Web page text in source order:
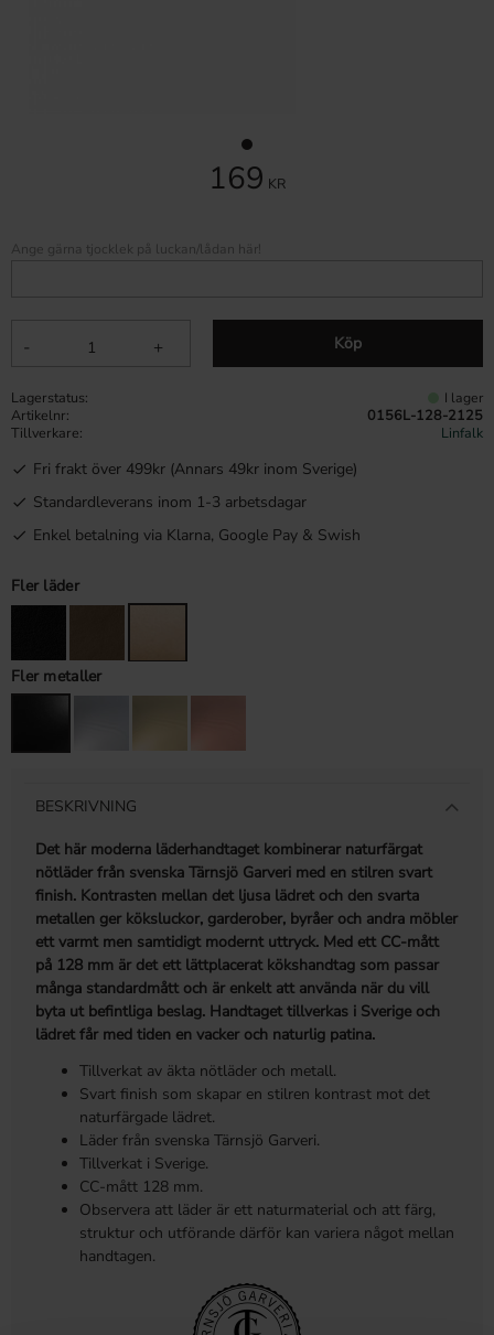
169 KR
+
- Köp
Ange gärna tjocklek på luckan/lådan här!
Lagerstatus I lager
Artikelnr
0156L-128-2125
Tillverkare
Linfalk
Fri frakt över 499kr (Annars 49kr inom Sverige)
Standardleverans inom 1-3 arbetsdagar
Enkel betalning via Klarna, Google Pay & Swish
Fler läder
Fler metaller
BESKRIVNING
Det här moderna läderhandtaget kombinerar naturfärgat
nötläder från svenska Tärnsjö Garveri med en stilren svart
finish. Kontrasten mellan det ljusa lädret och den svarta
metallen ger köksluckor, garderober, byråer och andra möbler
ett varmt men samtidigt modernt uttryck. Med ett CC-mått
på 128 mm är det ett lättplacerat kökshandtag som passar
många standardmått och är enkelt att använda när du vill
byta ut befintliga beslag. Handtaget tillverkas i Sverige och
lädret får med tiden en vacker och naturlig patina.
Tillverkat av äkta nötläder och metall.
Svart finish som skapar en stilren kontrast mot det
naturfärgade lädret.
Läder från svenska Tärnsjö Garveri.
Tillverkat i Sverige.
CC-mått 128 mm.
Observera att läder är ett naturmaterial och att färg,
struktur och utförande därför kan variera något mellan
handtagen.